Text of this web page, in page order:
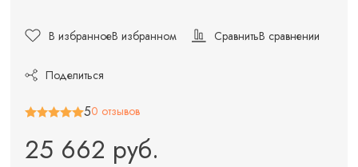
В избранноеВ избранном СравнитьВ сравнении
Поделиться
50 отзывов
25 662 руб.